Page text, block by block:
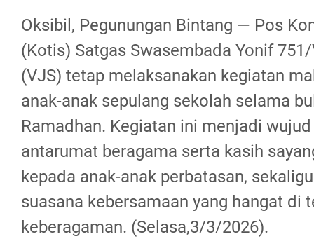
Oksibil, Pegunungan Bintang — Pos
(Kotis) Satgas Swasembada Yonif
(VJS) tetap melaksanakan kegiatan
anak-anak sepulang sekolah selama
Ramadhan. Kegiatan ini menjadi
antarumat beragama serta kasih
kepada anak-anak perbatasan,
suasana kebersamaan yang hangat di
keberagaman. (Selasa,3/3/2026).